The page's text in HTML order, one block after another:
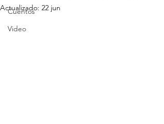
Cuentos
Video
Actualizado: 22 jun